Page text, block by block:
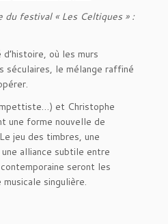
festival « Les Celtiques » :
où les murs
séculaires, le mélange raffiné
et Christophe
une forme nouvelle de
jeu des timbres, une
alliance subtile entre
seront les
singulière.